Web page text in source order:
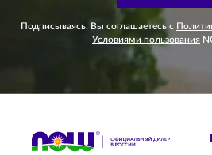
Подписываясь, Вы соглашаетесь с
Условиями пользования